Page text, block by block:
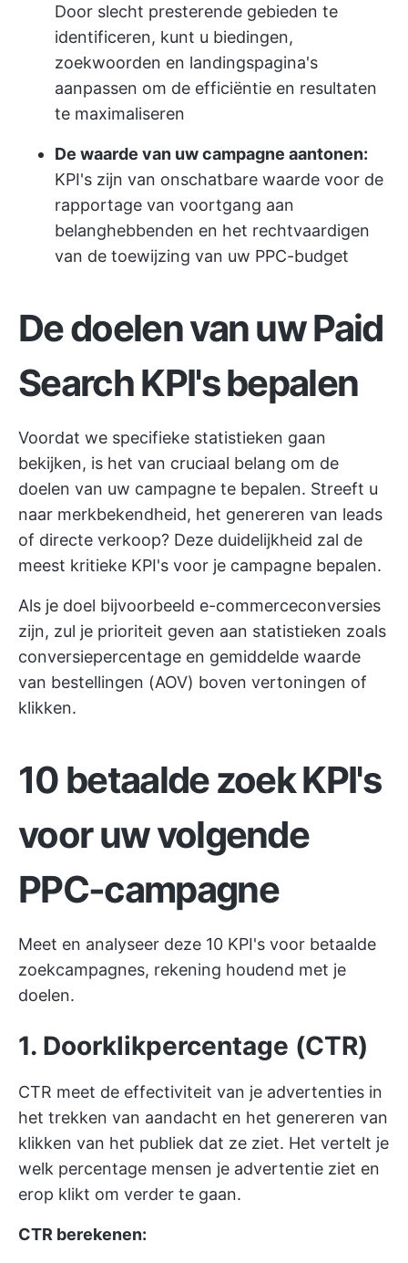
Door slecht presterende gebieden te
identificeren, kunt u biedingen,
zoekwoorden en landingspagina's
aanpassen om de efficiëntie en resultaten
te maximaliseren
De waarde van uw campagne aantonen:
KPI's zijn van onschatbare waarde voor de
rapportage van voortgang aan
belanghebbenden en het rechtvaardigen
van de toewijzing van uw PPC-budget
De doelen van uw Paid
Search KPI's bepalen
Voordat we specifieke statistieken gaan
bekijken, is het van cruciaal belang om de
doelen van uw campagne te bepalen. Streeft u
naar merkbekendheid, het genereren van leads
of directe verkoop? Deze duidelijkheid zal de
meest kritieke KPI's voor je campagne bepalen.
Als je doel bijvoorbeeld e-commerceconversies
zijn, zul je prioriteit geven aan statistieken zoals
conversiepercentage en gemiddelde waarde
van bestellingen (AOV) boven vertoningen of
klikken.
10 betaalde zoek KPI's
voor uw volgende
PPC-campagne
Meet en analyseer deze 10 KPI's voor betaalde
zoekcampagnes, rekening houdend met je
doelen.
1. Doorklikpercentage (CTR)
CTR meet de effectiviteit van je advertenties in
het trekken van aandacht en het genereren van
klikken van het publiek dat ze ziet. Het vertelt je
welk percentage mensen je advertentie ziet en
erop klikt om verder te gaan.
CTR berekenen: